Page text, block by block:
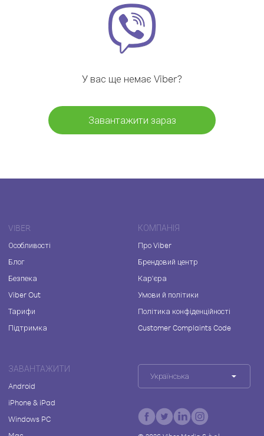
У вас ще немає Viber?
Завантажити зараз
VIBER
Особливості
Блог
Безпека
Viber Out
Тарифи
Підтримка
КОМПАНІЯ
Про Viber
Брендовий центр
Кар'єра
Умови й політики
Політика конфіденційності
Customer Complaints Code
ЗАВАНТАЖИТИ
Android
iPhone & iPad
Windows PC
Українська